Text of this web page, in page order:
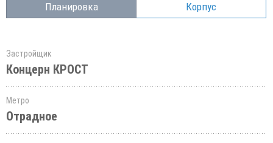
Планировка Корпус
Застройщик
Концерн КРОСТ
Метро
Отрадное